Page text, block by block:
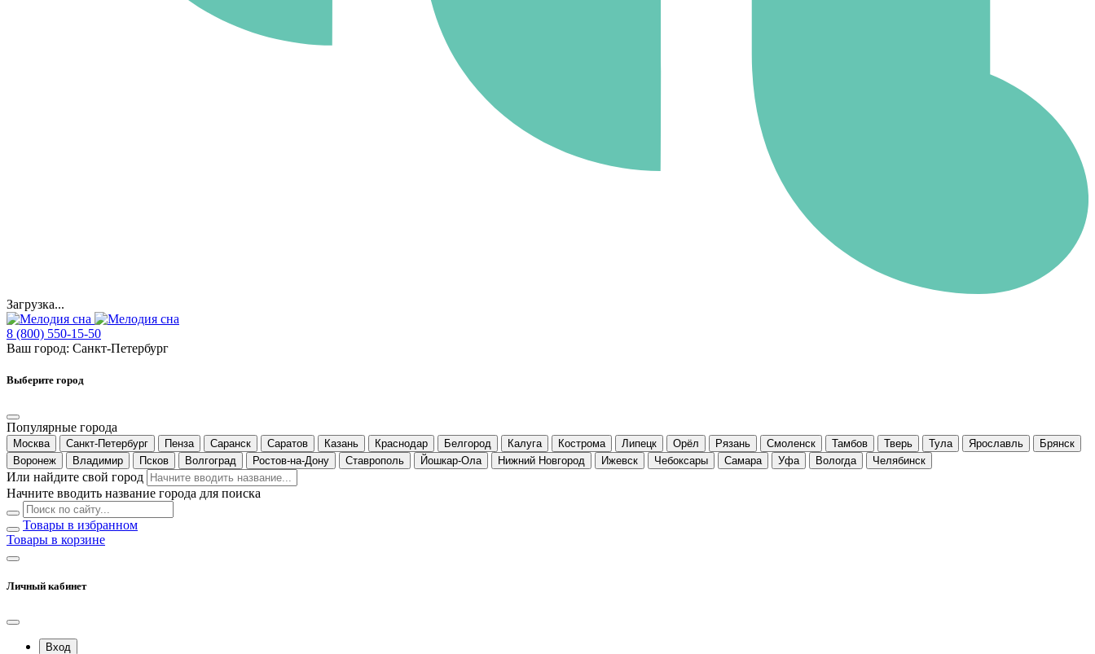
Загрузка...
8 (800) 550-15-50
Ваш город: Санкт-Петербург
Выберите город
Популярные города
Москва Санкт-Петербург Пенза Саранск Саратов Казань Краснодар Белгород Калуга Кострома Липецк Орёл Рязань Смоленск Тамбов Тверь Тула Ярославль
Брянск
Воронеж
Владимир Псков Волгоград Ростов-на-Дону Ставрополь Йошкар-Ола Нижний Новгород Ижевск Чебоксары Самара Уфа Вологда Челябинск
Или найдите свой город
Начните вводить название города для поиска
Товары в избранном
Товары в корзине
Личный кабинет
Вход